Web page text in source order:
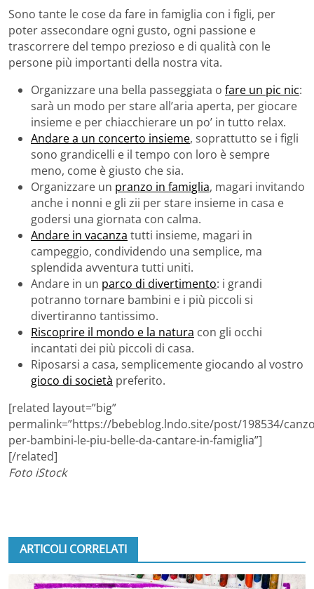
Sono tante le cose da fare in famiglia con i figli, per
poter assecondare ogni gusto, ogni passione e
trascorrere del tempo prezioso e di qualità con le
persone più importanti della nostra vita.
Organizzare una bella passeggiata o fare un pic nic:
sarà un modo per stare all’aria aperta, per giocare
insieme e per chiacchierare un po’ in tutto relax.
Andare a un concerto insieme, soprattutto se i figli
sono grandicelli e il tempo con loro è sempre
meno, come è giusto che sia.
Organizzare un pranzo in famiglia, magari invitando
anche i nonni e gli zii per stare insieme in casa e
godersi una giornata con calma.
Andare in vacanza tutti insieme, magari in
campeggio, condividendo una semplice, ma
splendida avventura tutti uniti.
Andare in un parco di divertimento: i grandi
potranno tornare bambini e i più piccoli si
divertiranno tantissimo.
Riscoprire il mondo e la natura con gli occhi
incantati dei più piccoli di casa.
Riposarsi a casa, semplicemente giocando al vostro
gioco di società preferito.
[related layout=”big”
permalink=”https://bebeblog.lndo.site/post/198534/
per-bambini-le-piu-belle-da-cantare-in-famiglia”]
[/related]
Foto iStock
ARTICOLI CORRELATI